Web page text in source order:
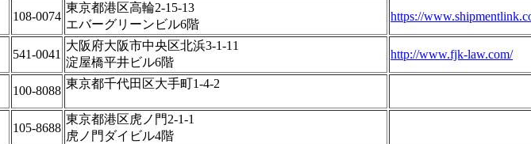
108-0074
東京都港区高輪2-15-13
エバーグリーンビル6階
https://
541-0041
大阪府大阪市中央区北浜3-1-11
淀屋橋平井ビル6階
http://www.fjk-law.com/
100-8088
東京都千代田区大手町1-4-2
105-8688
東京都港区虎ノ門2-1-1
虎ノ門ダイビル4階